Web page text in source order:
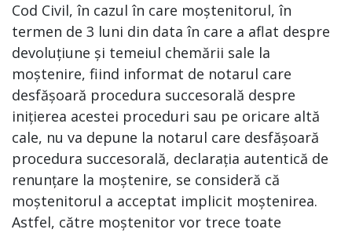
Cod Civil, în cazul în care moștenitorul, în
termen de 3 luni din data în care a aflat despre
devoluțiune și temeiul chemării sale la
moștenire, fiind informat de notarul care
desfășoară procedura succesorală despre
inițierea acestei proceduri sau pe oricare altă
cale, nu va depune la notarul care desfășoară
procedura succesorală, declarația autentică de
renunțare la moștenire, se consideră că
moștenitorul a acceptat implicit moștenirea.
Astfel, către moștenitor vor trece toate